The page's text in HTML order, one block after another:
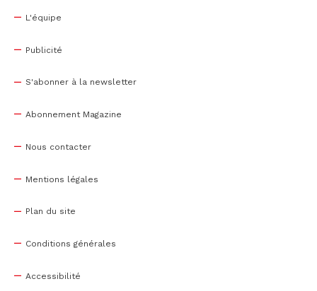
L'équipe
Publicité
S'abonner à la newsletter
Abonnement Magazine
Nous contacter
Mentions légales
Plan du site
Conditions générales
Accessibilité